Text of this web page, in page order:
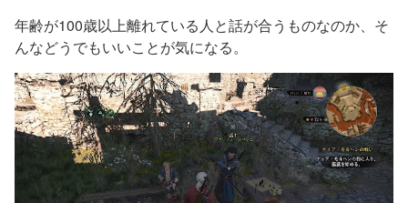
年齢が100歳以上離れている人と話が合うものなのか、そ
んなどうでもいいことが気になる。